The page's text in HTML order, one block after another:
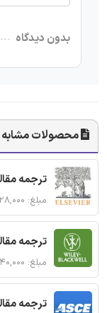
بدون دیدگاه
محصولات مشابه
ترجمه
مبلغ: ۱۲۸,۰۰۰ تومان
ترجمه
مبلغ: ۱۴۰,۰۰۰ تومان
ترجمه